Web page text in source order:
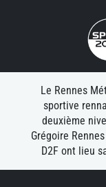
Le Rennes
sportive
deuxième
Grégoire
D2F ont lieu